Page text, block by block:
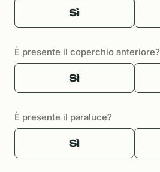
Sì
È presente il coperchio anteriore?
Sì
È presente il paraluce?
Sì